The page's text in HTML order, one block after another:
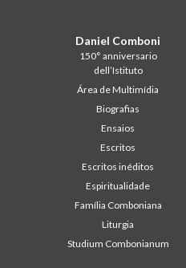
Daniel Comboni
150° anniversario
dell’Istituto
Área de Multimídia
Biografias
Ensaios
Escritos
Escritos inéditos
Espiritualidade
Família Comboniana
Liturgia
Studium Combonianum